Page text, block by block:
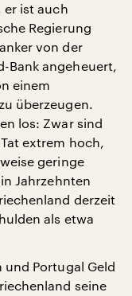
ist auch
Regierung
von der
Bank angeheuert,
einem
überzeugen.
los: Zwar sind
extrem hoch,
geringe
Jahrzehnten
derzeit
als etwa
und Portugal Geld
seine